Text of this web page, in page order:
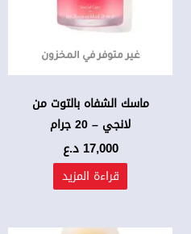
غير متوفر في المخزون
ماسك الشفاه بالتوت من
لانجي – 20 جرام
17,000 د.ع
قراءة المزيد